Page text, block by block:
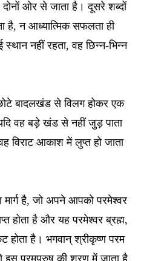
दोनों ओर से जाता है। दूसरे शब्दों
है, न आध्यात्मिक सफलता ही
नहीं रहता, वह छिन्न-भिन्न
बादलखंड से विलग होकर एक
वह बड़े खंड से नहीं जुड़ पाता
विराट आकाश में लुप्त हो जाता
मार्ग है, जो अपने आपको परमेश्वर
होता है और यह परमेश्वर ब्रह्म,
होता है। भगवान् श्रीकृष्ण परम